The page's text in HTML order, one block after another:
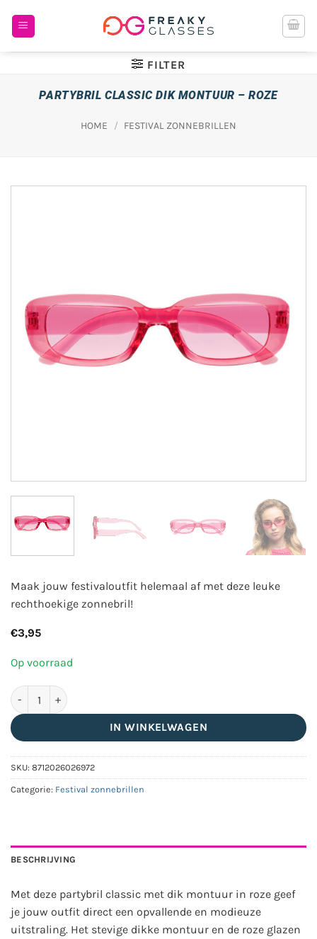
naar
FILTER
PARTYBRIL CLASSIC DIK MONTUUR – ROZE
HOME / FESTIVAL ZONNEBRILLEN
Maak jouw festivaloutfit helemaal af met deze leuke
rechthoekige zonnebril!
€3,95
Op voorraad
Partybril classic dik montuur - Roze aantal
IN WINKELWAGEN
SKU: 8712026026972
Categorie: Festival zonnebrillen
BESCHRIJVING
Met deze partybril classic met dik montuur in roze geef
je jouw outfit direct een opvallende en modieuze
uitstraling. Het stevige dikke montuur en de roze glazen